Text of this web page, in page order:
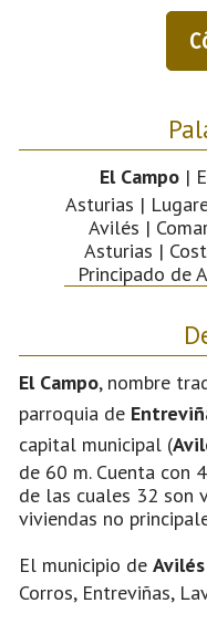
El Campo|
Asturias |
Avilés |
Asturias |
Principado de
El Campo, nombre
parroquia de
capital municipal (
de 60 m. Cuenta con
de las cuales 32 son
viviendas no
El municipio de Avilés
Corros, Entreviñas,